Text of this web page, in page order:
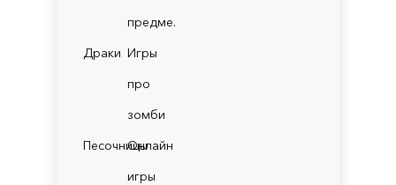
предме.
Драки Игры
про
зомби
ПесочницыОнлайн
игры